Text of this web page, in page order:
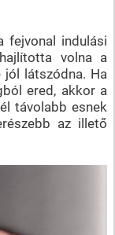
fejvonal indulási
volna a
látszódna. Ha
ered, akkor a
távolabb esnek
az illető